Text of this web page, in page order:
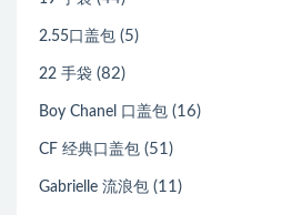
2.55口盖包 (5)
22 手袋 (82)
Boy Chanel 口盖包 (16)
CF 经典口盖包 (51)
Gabrielle 流浪包 (11)